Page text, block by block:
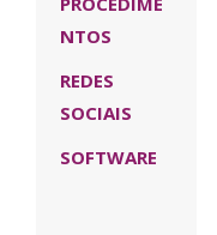
NTOS
REDES
SOCIAIS
SOFTWARE